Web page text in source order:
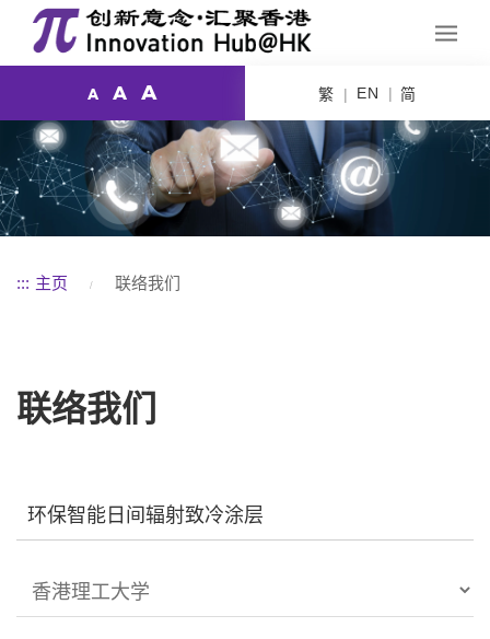
A A A 繁 EN 简
::: 主页 联络我们
联络我们